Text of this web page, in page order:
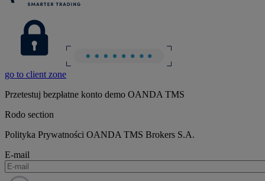
go to client zone
Przetestuj bezpłatne konto demo OANDA TMS
Rodo section
Polityka Prywatności OANDA TMS Brokers S.A.
E-mail